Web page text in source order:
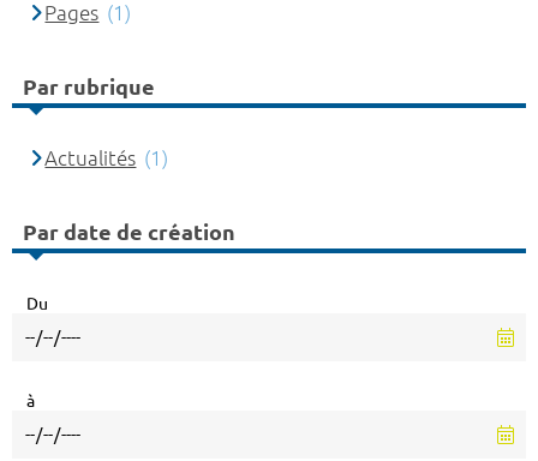
Pages (1)
Par rubrique
Actualités (1)
Par date de création
Du
à